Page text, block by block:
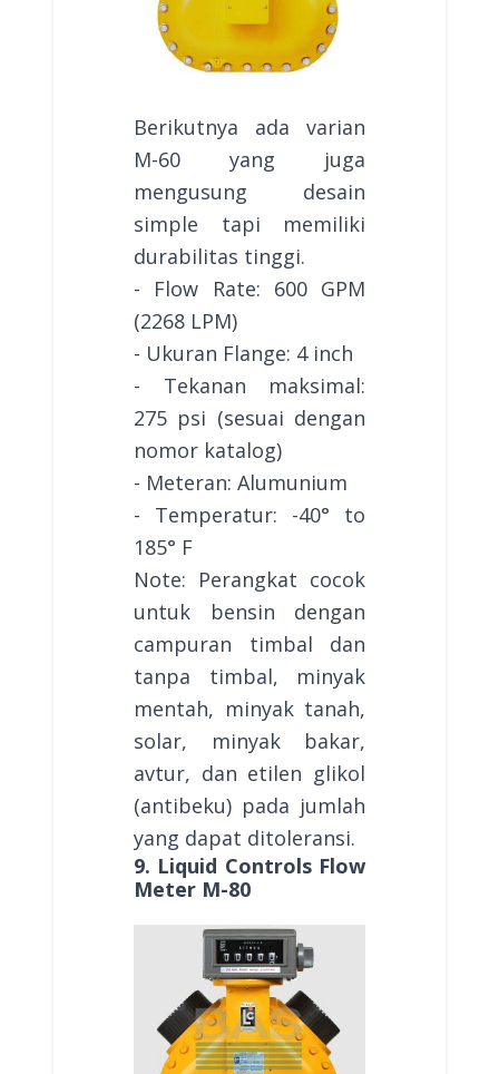
Berikutnya ada varian
M-60 yang juga
mengusung desain
simple tapi memiliki
durabilitas tinggi.
- Flow Rate: 600 GPM
(2268 LPM)
- Ukuran Flange: 4 inch
- Tekanan maksimal:
275 psi (sesuai dengan
nomor katalog)
- Meteran: Alumunium
- Temperatur: -40° to
185° F
Note: Perangkat cocok
untuk bensin dengan
campuran timbal dan
tanpa timbal, minyak
mentah, minyak tanah,
solar, minyak bakar,
avtur, dan etilen glikol
(antibeku) pada jumlah
yang dapat ditoleransi.
9. Liquid Controls Flow
Meter M-80